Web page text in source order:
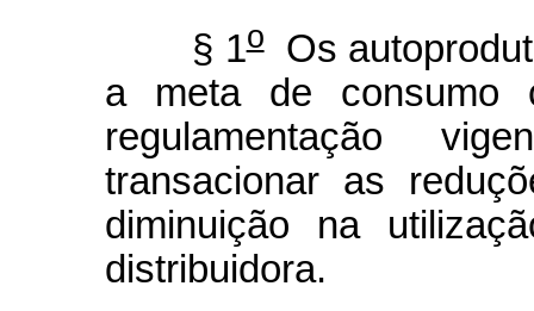
§ 1o
Os
a meta de consumo
regulamentação
transacionar as
diminuição na
distribuidora.